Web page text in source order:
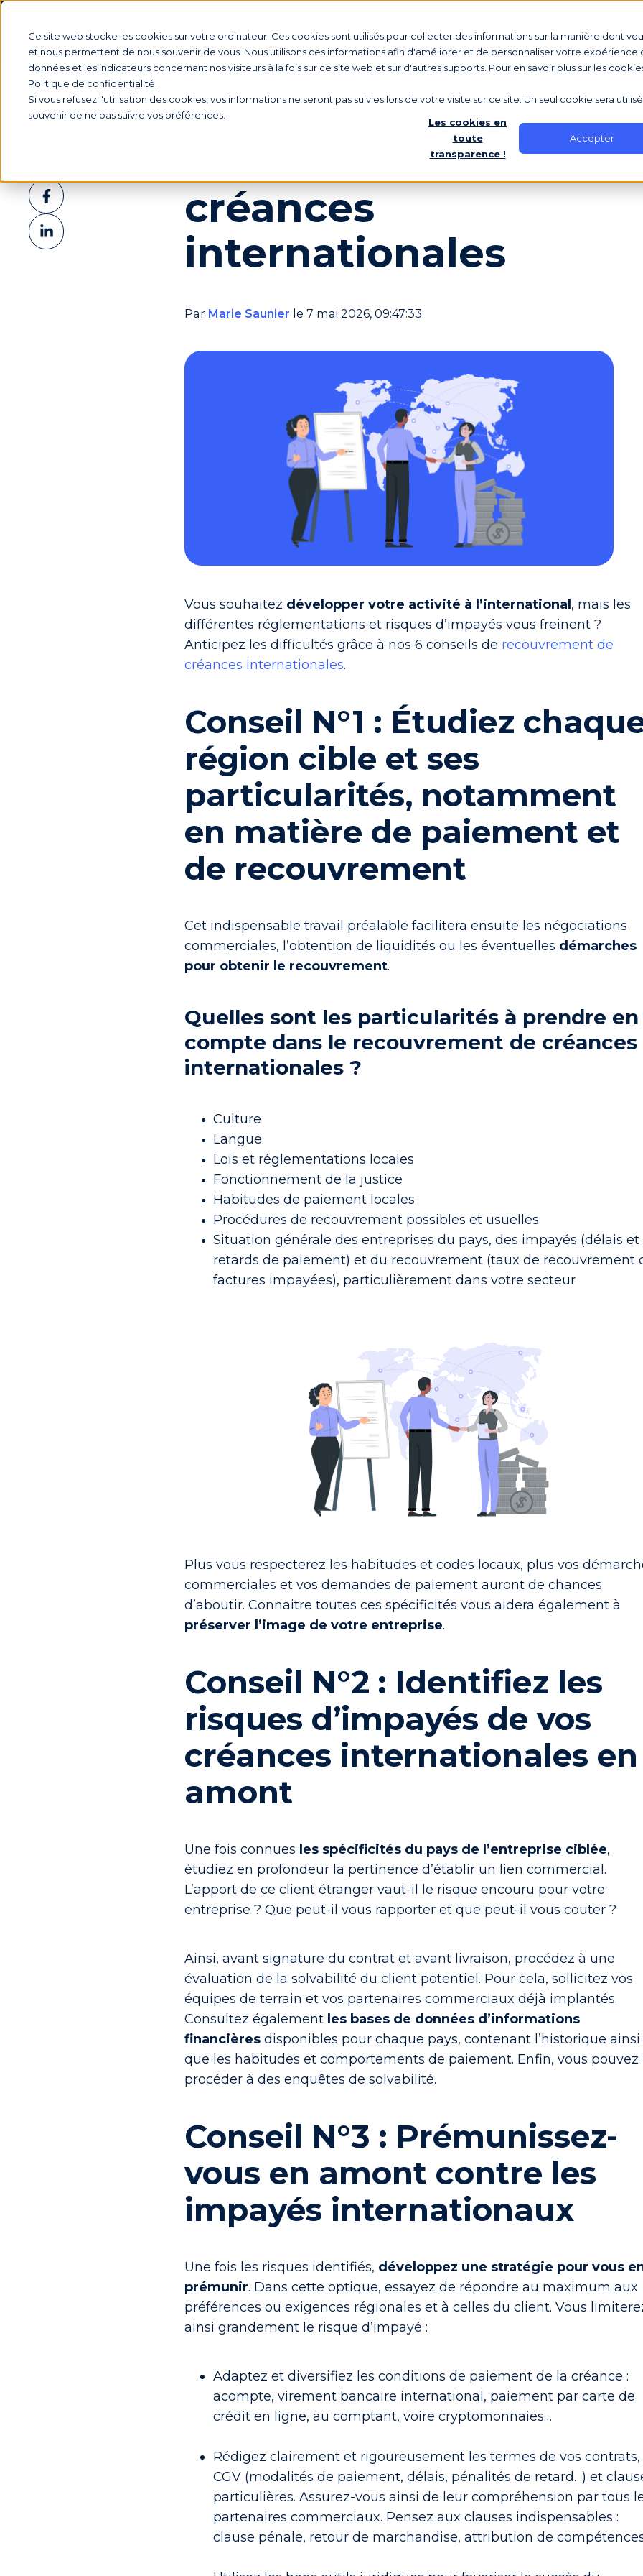
Ce site web stocke les cookies sur votre ordinateur. Ces cookies sont utilisés pour collecter des informations sur la manière dont
et nous permettent de nous souvenir de vous. Nous utilisons ces informations afin d'améliorer et de personnaliser votre expérience
données et les indicateurs concernant nos visiteurs à la fois sur ce site web et sur d'autres supports. Pour en savoir plus sur les
Politique de confidentialité.
Si vous refusez l'utilisation des cookies, vos informations ne seront pas suivies lors de votre visite sur ce site. Un seul cookie sera
souvenir de ne pas suivre vos préférences.
Les cookies en
toute
transparence !
Accepter
Produit Votre rôle Tarifs Écosystème
6 conseils pour
recouvrer vos
créances
internationales
Par Marie Saunier le 7 mai 2026, 09:47:33
Vous souhaitez développer votre activité à l’international , mais les
différentes réglementations et risques d’impayés vous freinent ?
Anticipez les difficultés grâce à nos6 conseils de recouvrement de
créances internationales.
Conseil N°1 : Étudiez
région cible et ses
particularités, notamment
en matière de paiement et
de recouvrement
Cet indispensable travail préalable facilitera ensuite les négociations
commerciales, l’obtention de liquidités ou les éventuelles démarches
pour obtenir le recouvrement.
Quelles sont les particularités à prendre en
compte dans le recouvrement de créances
internationales ?
Culture
Langue
Lois et réglementations locales
Fonctionnement de la justice
Habitudes de paiement locales
Procédures de recouvrement possibles et usuelles
Situation générale des entreprises du pays, des impayés (délais et
retards de paiement) et du recouvrement (taux de recouvrement
factures impayées), particulièrement dans votre secteur
Plus vous respecterez les habitudes et codes locaux, plus vos
commerciales et vos demandes de paiement auront de chances
d’aboutir. Connaitre toutes ces spécificités vous aidera également à
préserver l’image de votre entreprise.
Conseil N°2 : Identifiez les
risques d’impayés de vos
créances internationales en
amont
Une fois connues les spécificités du pays de l’entreprise ciblée,
étudiez en profondeur la pertinence d’établir un lien commercial.
L’apport de ce client étranger vaut-il le risque encouru pour votre
entreprise ? Que peut-il vous rapporter et que peut-il vous couter ?
Ainsi, avant signature du contrat et avant livraison, procédez à une
évaluation de la solvabilité du client potentiel. Pour cela, sollicitez vos
équipes de terrain et vos partenaires commerciaux déjà implantés.
Consultez également les bases de données d’informations
financières disponibles pour chaque pays, contenant l’historique ainsi
que les habitudes et comportements de paiement. Enfin, vous pouvez
procéder à des enquêtes de solvabilité.
Conseil N°3 : Prémunissez-
vous en amont contre les
impayés internationaux
Une fois les risques identifiés, développez une stratégie pour vous
prémunir. Dans cette optique, essayez de répondre au maximum aux
préférences ou exigences régionales et à celles du client. Vous
ainsi grandement le risque d’impayé :
Adaptez et diversifiez les conditions de paiement de la créance :
acompte, virement bancaire international, paiement par carte de
crédit en ligne, au comptant, voire cryptomonnaies…
Rédigez clairement et rigoureusement les termes de vos contrats,
CGV (modalités de paiement, délais, pénalités de retard…) et
particulières. Assurez-vous ainsi de leur compréhension par tous
partenaires commerciaux. Pensez aux clauses indispensables :
clause pénale, retour de marchandise, attribution de
Partager
XPartager
sur
Facebook
Partager
sur